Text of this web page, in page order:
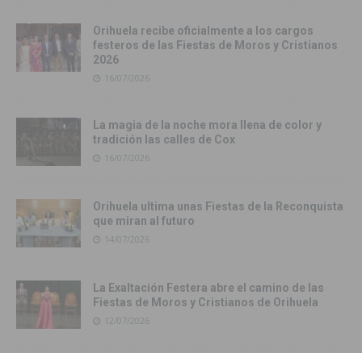
Orihuela recibe oficialmente a los cargos
festeros de las Fiestas de Moros y Cristianos
2026
16/07/2026
La magia de la noche mora llena de color y
tradición las calles de Cox
16/07/2026
Orihuela ultima unas Fiestas de la Reconquista
que miran al futuro
14/07/2026
La Exaltación Festera abre el camino de las
Fiestas de Moros y Cristianos de Orihuela
12/07/2026